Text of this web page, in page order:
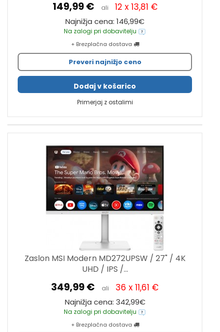
149,99 € ali 12 x 13,81 €
Najnižja cena: 146,99€
Na zalogi pri dobavitelju
+ Brezplačna dostava
Preveri najnižjo ceno
Dodaj v košarico
Primerjaj z ostalimi
Zaslon MSI Modern MD272UPSW / 27" / 4K
UHD / IPS /...
349,99 € ali 36 x 11,61 €
Najnižja cena: 342,99€
Na zalogi pri dobavitelju
+ Brezplačna dostava